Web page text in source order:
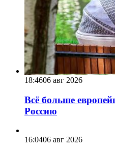
18:4606 авг 2026
Всё больше
Россию
16:0406 авг 2026